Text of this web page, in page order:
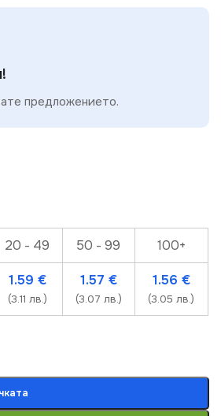
предложението.
20 - 49 50 - 99 100+
1.59 €
(3.11 лв.)
1.57 €
(3.07 лв.)
1.56 €
(3.05 лв.)